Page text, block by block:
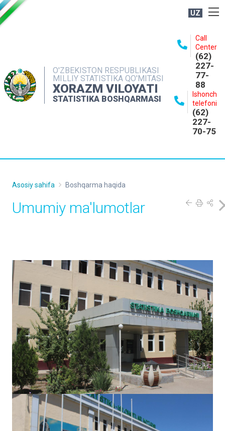
UZ
O'ZBEKISTON RESPUBLIKASI
MILLIY STATISTIKA QO'MITASI
XORAZM VILOYATI
STATISTIKA BOSHQARMASI
Call
Center
(62)
227-
77-
88
Ishonch
telefoni
(62)
227-
70-75
NASHRLAR
INTERAKTIV XIZMATLAR
MATBUOT XIZMATI
Asosiy sahifa Boshqarma haqida
Umumiy ma'lumotlar